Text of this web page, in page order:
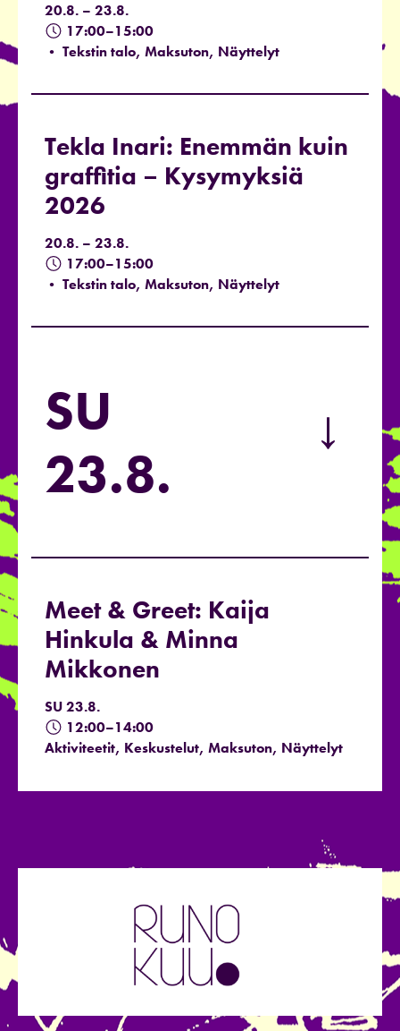
20.8. – 23.8.
17:00–15:00
• Tekstin talo, Maksuton, Näyttelyt
Tekla Inari: Enemmän kuin
graffitia – Kysymyksiä
2026
20.8. – 23.8.
17:00–15:00
• Tekstin talo, Maksuton, Näyttelyt
SU
23.8.
→
Meet & Greet: Kaija
Hinkula & Minna
Mikkonen
SU 23.8.
12:00–14:00
Aktiviteetit, Keskustelut, Maksuton, Näyttelyt